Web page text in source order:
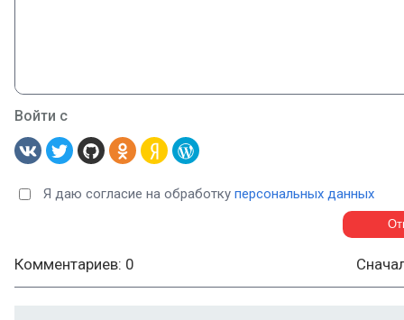
Войти с
Я даю согласие на обработку персональных данных
Комментариев: 0